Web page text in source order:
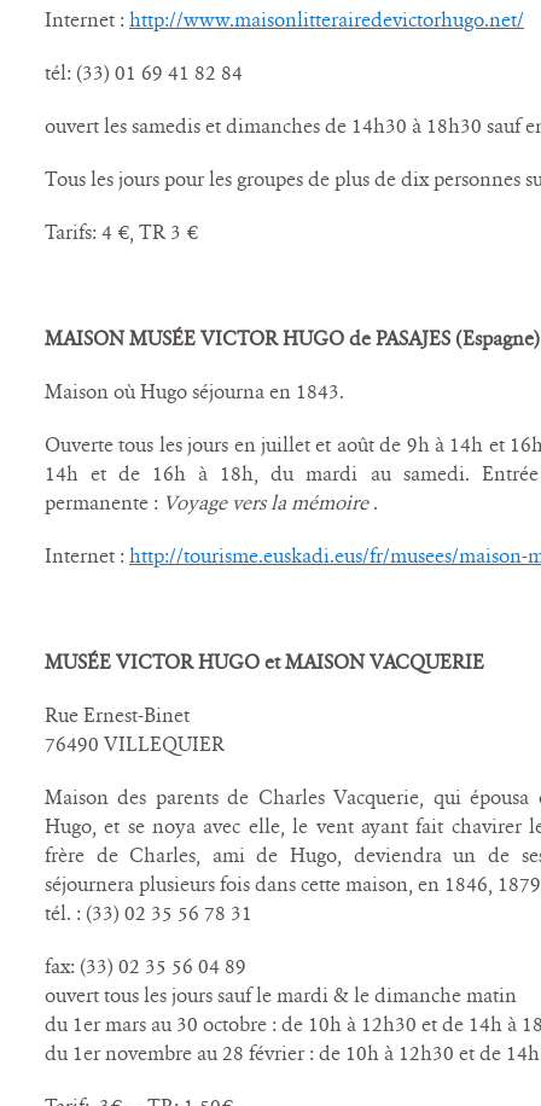
Internet : http://www.maisonlitterairedevictorhugo.net/
tél: (33) 01 69 41 82 84
ouvert les samedis et dimanches de 14h30 à 18h30 sauf
Tous les jours pour les groupes de plus de dix personnes
Tarifs: 4 €, TR 3 €
MAISON MUSÉE VICTOR HUGO de PASAJES (Espagne)
Maison où Hugo séjourna en 1843.
Ouverte tous les jours en juillet et août de 9h à 14h et
14h et de 16h à 18h, du mardi au samedi.
permanente : Voyage vers la mémoire.
Internet : http://tourisme.euskadi.eus/fr/musees/maison-
MUSÉE VICTOR HUGO et MAISON VACQUERIE
Rue Ernest-Binet
76490 VILLEQUIER
Maison des parents de Charles Vacquerie, qui
Hugo, et se noya avec elle, le vent ayant fait chavirer
frère de Charles, ami de Hugo, deviendra un de
séjournera plusieurs fois dans cette maison, en 1846,
tél. : (33) 02 35 56 78 31
fax: (33) 02 35 56 04 89
ouvert tous les jours sauf le mardi & le dimanche matin
du 1er mars au 30 octobre : de 10h à 12h30 et de 14h à
du 1er novembre au 28 février : de 10h à 12h30 et de